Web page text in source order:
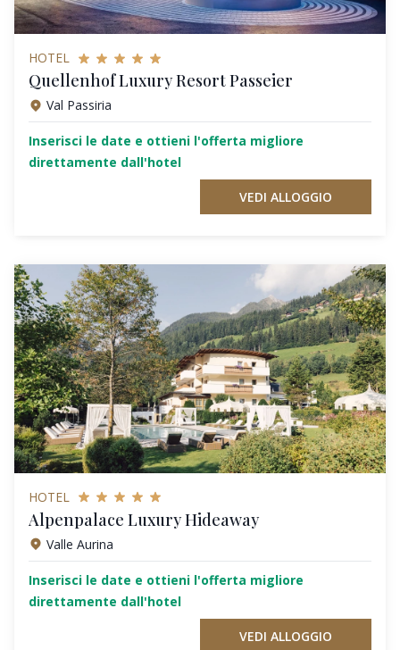
HOTEL
Quellenhof Luxury Resort Passeier
Val Passiria
Inserisci le date e ottieni l'offerta migliore
direttamente dall'hotel
VEDI ALLOGGIO
HOTEL
Alpenpalace Luxury Hideaway
Valle Aurina
Inserisci le date e ottieni l'offerta migliore
direttamente dall'hotel
VEDI ALLOGGIO